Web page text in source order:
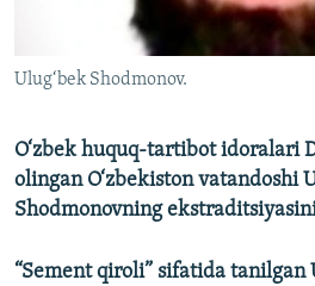
Ulug‘bek Shodmonov.
O‘zbek huquq-tartibot idoralari
olingan O‘zbekiston vatandoshi
Shodmonovning
“Sement qiroli” sifatida tanilgan